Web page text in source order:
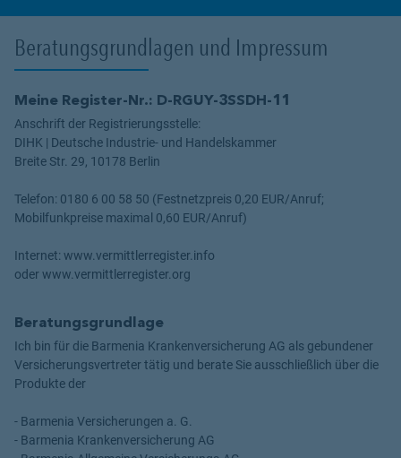
Beratungsgrundlagen und Impressum
Meine Register-Nr.: D-RGUY-3SSDH-11
Anschrift der Registrierungsstelle:
DIHK | Deutsche Industrie- und Handelskammer
Breite Str. 29, 10178 Berlin
Telefon: 0180 6 00 58 50 (Festnetzpreis 0,20 EUR/Anruf;
Mobilfunkpreise maximal 0,60 EUR/Anruf)
Internet: www.vermittlerregister.info
oder www.vermittlerregister.org
Beratungsgrundlage
Ich bin für die Barmenia Krankenversicherung AG als gebundener
Versicherungsvertreter tätig und berate Sie ausschließlich über die
Produkte der
- Barmenia Versicherungen a. G.
- Barmenia Krankenversicherung AG